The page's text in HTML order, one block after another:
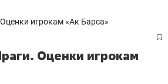
Оценки игрокам